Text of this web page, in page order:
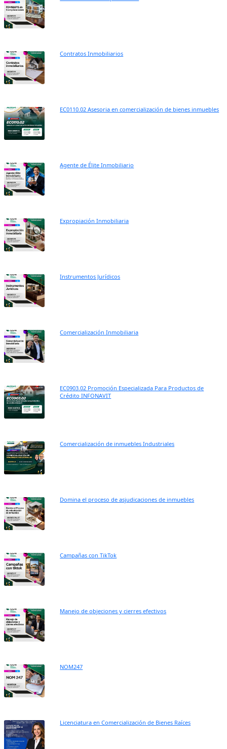
Contratos Inmobiliarios
EC0110.02 Asesoria en comercialización de bienes inmuebles
Agente de Élite Inmobiliario
Expropiación Inmobiliaria
Instrumentos Jurídicos
Comercialización Inmobiliaria
EC0903.02 Promoción Especializada Para Productos de
Crédito INFONAVIT
Comercialización de inmuebles Industriales
Domina el proceso de asjudicaciones de inmuebles
Campañas con TikTok
Manejo de objeciones y cierres efectivos
NOM247
Licenciatura en Comercialización de Bienes Raíces